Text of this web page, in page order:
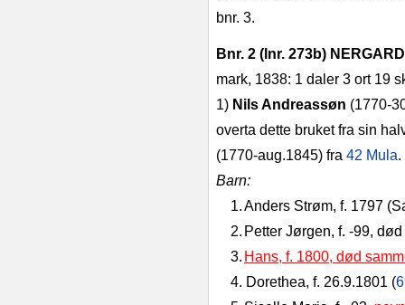
bnr. 3.
Bnr. 2 (lnr. 273b)
mark, 1838: 1 daler 3 ort 19
1) Nils Andreassøn
overta dette bruket fra sin
(1770‑aug.1845) fra 42 Mula.
Barn:
1.Anders Strøm, f. 1797
2. Petter Jørgen, f. ‑99,
3. Hans, f. 1800, død
4. Dorethea, f. 26.9.1801 (